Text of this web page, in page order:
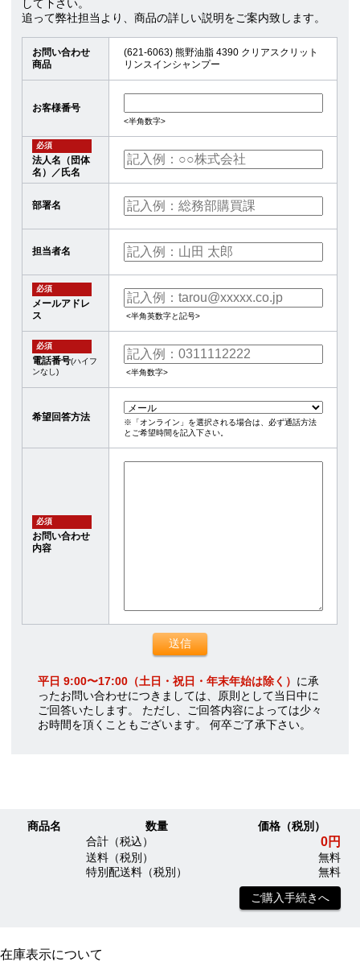
して下さい。
追って弊社担当より、商品の詳しい説明をご案内致します。
お問い合わせ
商品
(621-6063) 熊野油脂 4390 クリアスクリット
リンスインシャンプー
お客様番号
<半角数字>
必須
法人名（団体
名）／氏名
部署名
担当者名
必須
メールアドレ
ス
<半角英数字と記号>
必須
電話番号(ハイフ
ンなし)
<半角数字>
希望回答方法
※「オンライン」を選択される場合は、必ず通話方法
とご希望時間を記入下さい。
必須
お問い合わせ
内容
平日 9:00〜17:00（土日・祝日・年末年始は除く） に承
ったお問い合わせにつきましては、原則として当日中に
ご回答いたします。 ただし、ご回答内容によっては少々
お時間を頂くこともございます。 何卒ご了承下さい。
商品名 数量
価格（税別）
合計（税込）
0円
送料（税別）
無料
特別配送料（税別）
無料
ご購入手続きへ
在庫表示について